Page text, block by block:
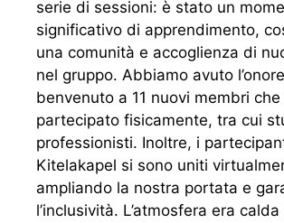
serie di sessioni: è stato un
significativo di apprendimento,
una comunità e accoglienza di
nel gruppo. Abbiamo avuto
benvenuto a 11 nuovi membri
partecipato fisicamente, tra cui
professionisti. Inoltre, i
Kitelakapel si sono uniti
ampliando la nostra portata e
l’inclusività. L’atmosfera era calda